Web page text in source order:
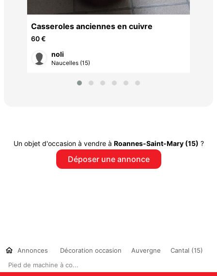
Casseroles anciennes en cuivre
60 €
noli
Naucelles (15)
Un objet d'occasion à vendre à Roannes-Saint-Mary (15) ?
Déposer une annonce
Annonces Décoration occasion Auvergne
Cantal (15)
Pied de machine à co...